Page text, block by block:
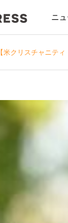
ニ
【米クリスチャニテ